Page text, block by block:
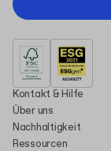
Kontakt & Hilfe
Über uns
Nachhaltigkeit
Ressourcen